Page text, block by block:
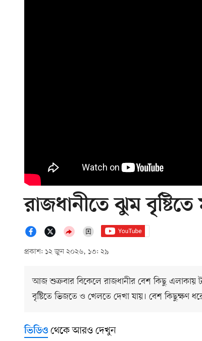
রাজধানীতে ঝুম
প্রকাশ: ১২ জুন ২০২৬, ১৩: ২৯
আজ শুক্রবার বিকেলে রাজধানীর বেশ কিছু এলাকায়
বৃষ্টিতে ভিজতে ও খেলতে দেখা যায়। বেশ কিছুক্ষণ
ভিডিও থেকে আরও দেখুন